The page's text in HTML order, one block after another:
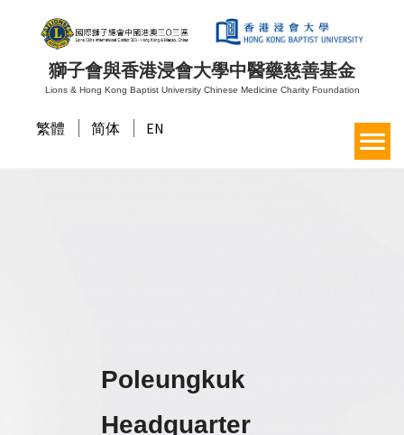
獅子會與香港浸會大學中醫藥慈善基金
Lions & Hong Kong Baptist University Chinese Medicine Charity Foundation
繁體 简体 EN
Poleungkuk
Headquarter